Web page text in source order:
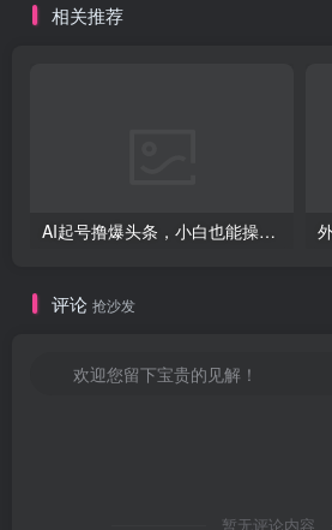
相关推荐
AI起号撸爆头条，小白也能操作，日入2000+
评论 抢沙发
欢迎您留下宝贵的见解！
暂无评论内容